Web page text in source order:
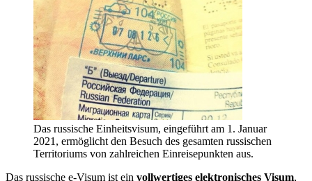
Das russische Einheitsvisum, eingeführt am 1. Januar
2021, ermöglicht den Besuch des gesamten russischen
Territoriums von zahlreichen Einreisepunkten aus.
Das russische e-Visum ist ein vollwertiges elektronisches Visum,